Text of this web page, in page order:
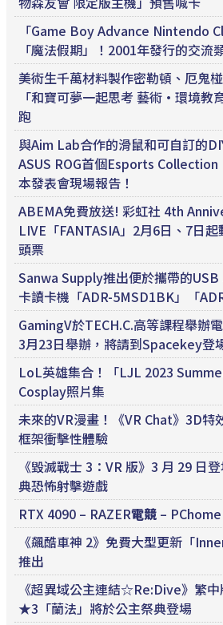
「Game Boy Advance Nintendo
「魔法假期」！2001年發行的交流
美術生千萬材料製作密勒頓、厄鬼
「和寶可夢一起思考 藝術·環境教
跑
與Aim Lab合作的滑鼠和可自訂的
ASUS ROG首個Esports Collection
本發表會現場報告！
ABEMA免費放送! 彩虹社 4th
LIVE「FANTASIA」2月6日、7日
頭票
Sanwa Supply推出便於攜帶的
卡讀卡機「ADR-5MSD1BK」「
GamingV於TECH.C.高等課程舉辦
3月23日舉辦，將請到Spacekey登
LoL英雄集合！「LJL 2023
Cosplay照片集
未來的VR漫畫！《VR Chat》3D特
框架衝擊性體驗
《毀滅戰士 3：VR 版》3 月 29 日
典恐怖射擊遊戲
RTX 4090 – RAZER電競 –
《飆酷車神 2》免費大型更新「
推出
《超異域公主連結☆Re:Dive》繁
★3「蘭法」將於公主祭典登場